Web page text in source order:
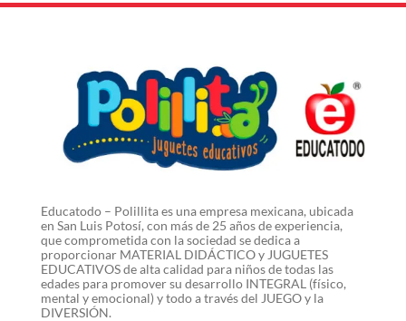
Educatodo – Polillita es una empresa mexicana, ubicada
en San Luis Potosí, con más de 25 años de experiencia,
que comprometida con la sociedad se dedica a
proporcionar MATERIAL DIDÁCTICO y JUGUETES
EDUCATIVOS de alta calidad para niños de todas las
edades para promover su desarrollo INTEGRAL (físico,
mental y emocional) y todo a través del JUEGO y la
DIVERSIÓN.